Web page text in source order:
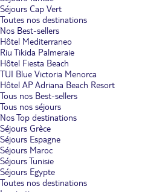
Séjours Cap Vert
Toutes nos destinations
Nos Best-sellers
Hôtel Mediterraneo
Riu Tikida Palmeraie
Hôtel Fiesta Beach
TUI Blue Victoria Menorca
Hôtel AP Adriana Beach Resort
Tous nos Best-sellers
Tous nos séjours
Nos Top destinations
Séjours Grèce
Séjours Espagne
Séjours Maroc
Séjours Tunisie
Séjours Egypte
Toutes nos destinations